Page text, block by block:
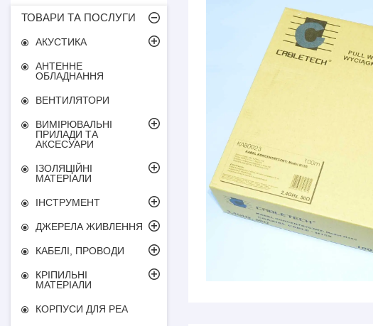
ТОВАРИ ТА ПОСЛУГИ
АКУСТИКА
АНТЕННЕ
ОБЛАДНАННЯ
ВЕНТИЛЯТОРИ
ВИМІРЮВАЛЬНІ
ПРИЛАДИ ТА
АКСЕСУАРИ
ІЗОЛЯЦІЙНІ
МАТЕРІАЛИ
ІНСТРУМЕНТ
ДЖЕРЕЛА ЖИВЛЕННЯ
КАБЕЛІ, ПРОВОДИ
КРІПИЛЬНІ
МАТЕРІАЛИ
КОРПУСИ ДЛЯ РЕА